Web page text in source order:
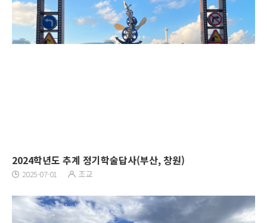
2024학년도 추계 정기학술답사(부산, 창원)
2025-07-01 조교